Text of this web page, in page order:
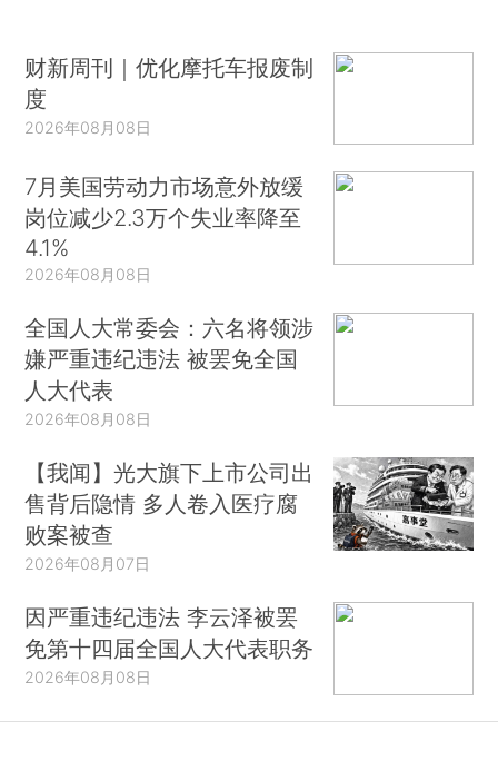
财新周刊｜优化摩托车报废制
度
2026年08月08日
7月美国劳动力市场意外放缓
岗位减少2.3万个失业率降至
4.1%
2026年08月08日
全国人大常委会：六名将领涉
嫌严重违纪违法 被罢免全国
人大代表
2026年08月08日
【我闻】光大旗下上市公司出
售背后隐情 多人卷入医疗腐
败案被查
2026年08月07日
因严重违纪违法 李云泽被罢
免第十四届全国人大代表职务
2026年08月08日